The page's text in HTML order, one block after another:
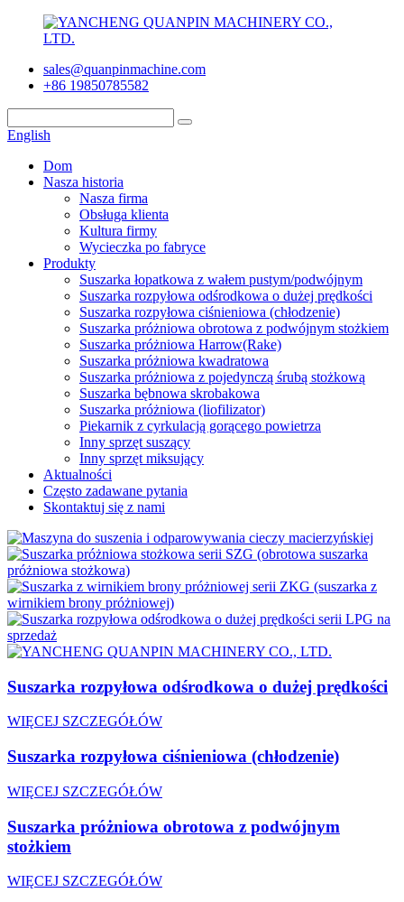
sales@quanpinmachine.com
+86 19850785582
English
Dom
Nasza historia
Nasza firma
Obsługa klienta
Kultura firmy
Wycieczka po fabryce
Produkty
Suszarka łopatkowa z wałem pustym/podwójnym
Suszarka rozpyłowa odśrodkowa o dużej prędkości
Suszarka rozpyłowa ciśnieniowa (chłodzenie)
Suszarka próżniowa obrotowa z podwójnym stożkiem
Suszarka próżniowa Harrow(Rake)
Suszarka próżniowa kwadratowa
Suszarka próżniowa z pojedynczą śrubą stożkową
Suszarka bębnowa skrobakowa
Suszarka próżniowa (liofilizator)
Piekarnik z cyrkulacją gorącego powietrza
Inny sprzęt suszący
Inny sprzęt miksujący
Aktualności
Często zadawane pytania
Skontaktuj się z nami
Suszarka rozpyłowa odśrodkowa o dużej prędkości
WIĘCEJ SZCZEGÓŁÓW
Suszarka rozpyłowa ciśnieniowa (chłodzenie)
WIĘCEJ SZCZEGÓŁÓW
Suszarka próżniowa obrotowa z podwójnym
stożkiem
WIĘCEJ SZCZEGÓŁÓW